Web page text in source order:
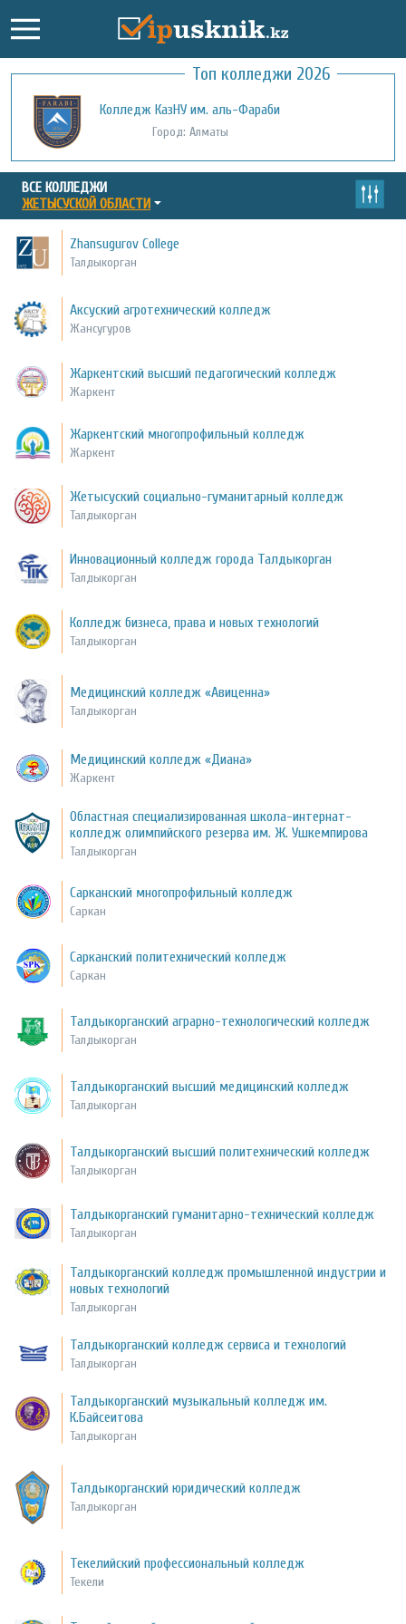
Топ колледжи 2026
Колледж КазНУ им. аль-Фараби
Город: Алматы
ВСЕ КОЛЛЕДЖИ
ЖЕТЫСУСКОЙ ОБЛАСТИ
Zhansugurov College
Талдыкорган
Аксуский агротехнический колледж
Жансугуров
Жаркентский высший педагогический колледж
Жаркент
Жаркентский многопрофильный колледж
Жаркент
Жетысуский социально-гуманитарный колледж
Талдыкорган
Инновационный колледж города Талдыкорган
Талдыкорган
Колледж бизнеса, права и новых технологий
Талдыкорган
Медицинский колледж «Авиценна»
Талдыкорган
Медицинский колледж «Диана»
Жаркент
Областная специализированная школа-интернат-
колледж олимпийского резерва им. Ж. Ушкемпирова
Талдыкорган
Сарканский многопрофильный колледж
Саркан
Сарканский политехнический колледж
Саркан
Талдыкорганский аграрно-технологический колледж
Талдыкорган
Талдыкорганский высший медицинский колледж
Талдыкорган
Талдыкорганский высший политехнический колледж
Талдыкорган
Талдыкорганский гуманитарно-технический колледж
Талдыкорган
Талдыкорганский колледж промышленной индустрии и
новых технологий
Талдыкорган
Талдыкорганский колледж сервиса и технологий
Талдыкорган
Талдыкорганский музыкальный колледж им.
К.Байсеитова
Талдыкорган
Талдыкорганский юридический колледж
Талдыкорган
Текелийский профессиональный колледж
Текели